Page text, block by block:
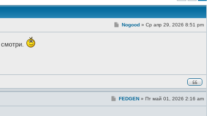
СNogood » Ср апр 29, 2026 8:51 pm
СFEDGEN » Пт май 01, 2026 2:16 am